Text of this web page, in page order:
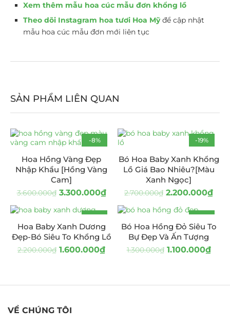
Xem thêm mẫu hoa cúc mẫu đơn khổng lồ
Theo dõi Instagram hoa tươi Hoa Mỹđể cập nhật
mẫu hoa cúc mẫu đơn mới liên tục
SẢN PHẨM LIÊN QUAN
-8%
Hoa Hồng Vàng Đẹp
Nhập Khẩu [Hồng Vàng
Cam]
3.600.000₫ 3.300.000₫
-19%
Bó Hoa Baby Xanh Khổng
Lồ Giá Bao Nhiêu?[Màu
Xanh Ngọc]
2.700.000₫ 2.200.000₫
-27%
Hoa Baby Xanh Dương
Đẹp-Bó Siêu To Khổng Lồ
2.200.000₫ 1.600.000₫
-15%
Bó Hoa Hồng Đỏ Siêu To
Bự Đẹp Và Ấn Tượng
1.300.000₫ 1.100.000₫
VỀ CHÚNG TÔI